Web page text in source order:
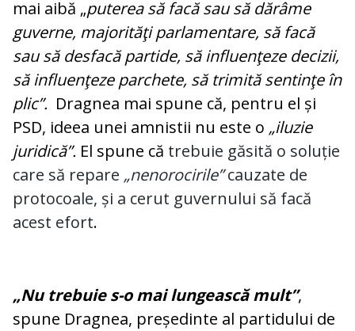
mai aibă „puterea să facă sau să dărâme
guverne, majorităţi parlamentare, să facă
sau să desfacă partide, să influenţeze decizii,
să influenţeze parchete, să trimită sentinţe în
plic”. Dragnea mai spune că, pentru el și
PSD, ideea unei amnistii nu este o „iluzie
juridică”. El spune că trebuie găsită o soluție
care să repare „nenorocirile”cauzate de
protocoale, și a cerut guvernului să facă
acest efort.
„Nu trebuie s-o mai lungească mult”,
spune Dragnea, președinte al partidului de